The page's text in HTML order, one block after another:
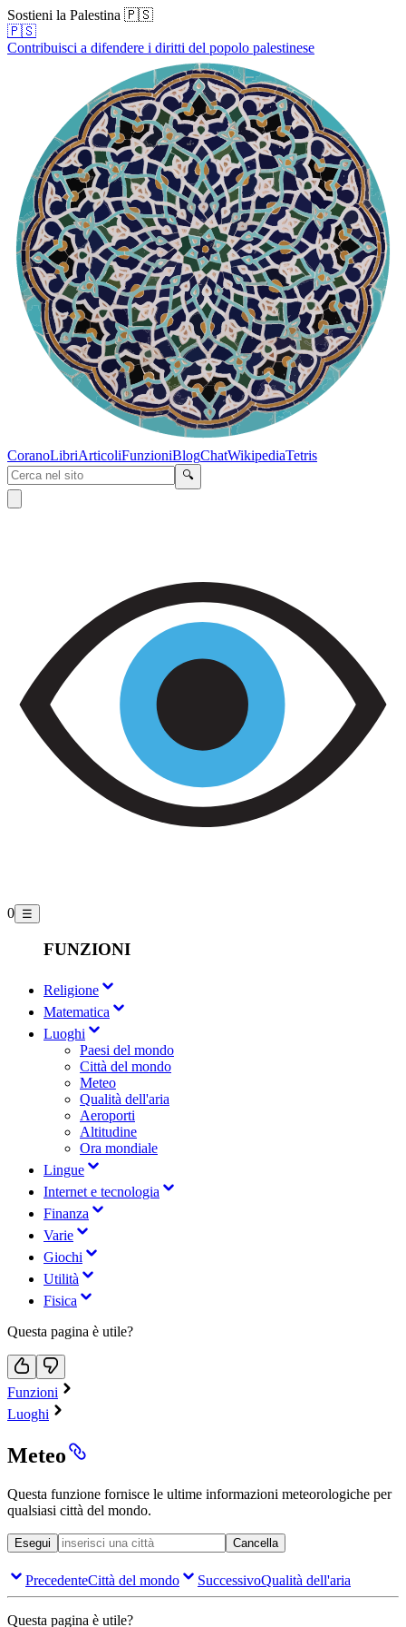
Sostieni la Palestina 🇵🇸
🇵🇸
Contribuisci a difendere i diritti del popolo palestinese
CoranoLibriArticoliFunzioniBlogChatWikipediaTetris
🔍
0 ☰
FUNZIONI
Religione
Matematica
Luoghi
Paesi del mondo
Città del mondo
Meteo
Qualità dell'aria
Aeroporti
Altitudine
Ora mondiale
Lingue
Internet e tecnologia
Finanza
Varie
Giochi
Utilità
Fisica
Questa pagina è utile?
Funzioni
Luoghi
Meteo
Questa funzione fornisce le ultime informazioni meteorologiche per
qualsiasi città del mondo.
Esegui Cancella
PrecedenteCittà del mondo SuccessivoQualità dell'aria
Questa pagina è utile?